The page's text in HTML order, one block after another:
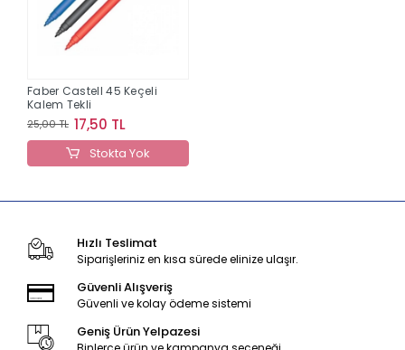
Faber Castell 45 Keçeli
Kalem Tekli
25,00 TL 17,50 TL
Stokta Yok
Hızlı Teslimat
Siparişleriniz en kısa sürede elinize ulaşır.
Güvenli Alışveriş
Güvenli ve kolay ödeme sistemi
Geniş Ürün Yelpazesi